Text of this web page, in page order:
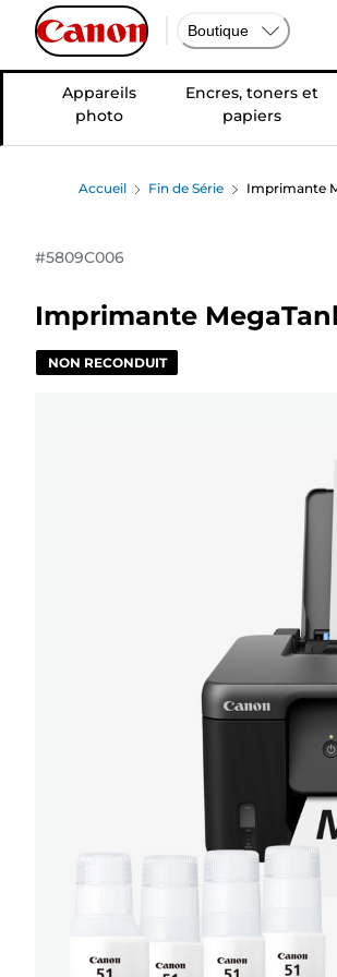
Boutique
Appareils
photo
Encres, toners et
papiers
Accueil Fin de Série Imprimante
#5809C006
Imprimante
NON RECONDUIT